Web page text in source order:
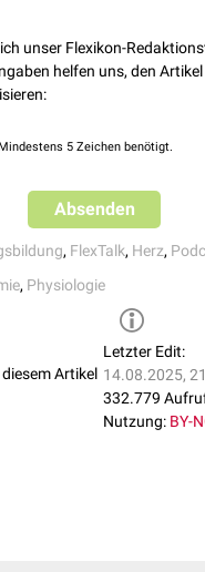
ihre elektrische Erregung auf
weiter; damit leiten sie
Sympathikus
Aktionspotenziale
über dieCrista terminalis
unser Flexikon-
helfen uns, den
5 Zeichen benötigt.
Absenden
, FlexTalk, Herz,
, Physiologie
Artikel
Letzter Edit:
14.08.2025,
332.779
Nutzung: BY-